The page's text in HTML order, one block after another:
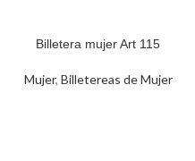
Billetera mujer Art 115
Mujer, Billetereas de Mujer